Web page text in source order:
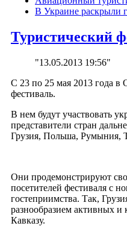
В Украине раскрыли
Туристический
"13.05.2013 19:56"
С 23 по 25 мая 2013 года в
фестиваль.
В нем будут участвовать
представители стран
Грузия, Польша, Румыния,
Они продемонстрируют
посетителей фестиваля с
гостеприимства. Так,
разнообразием активных и
Кавказу.